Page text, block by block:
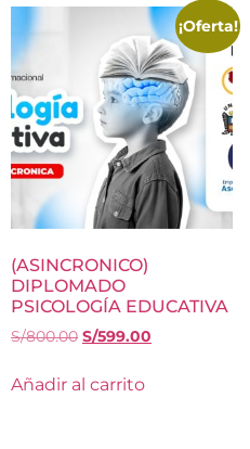
¡Oferta!
(ASINCRONICO)
DIPLOMADO
PSICOLOGÍA EDUCATIVA
S/800.00 S/599.00
Añadir al carrito